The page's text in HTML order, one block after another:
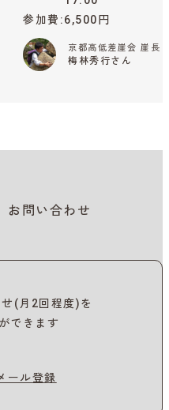
参加費 6,500円
京都高低差崖会 崖長
梅林秀行さん
お問い合わせ
(月2回程度)を
できます
ール登録